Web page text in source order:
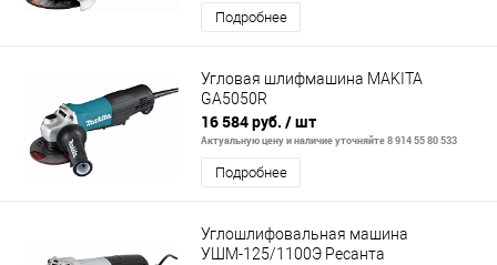
Подробнее
Угловая шлифмашина MAKITA
GA5050R
16 584 руб. / шт
Актуальную цену и наличие уточняйте 8 914 55 80 533
Подробнее
Углошлифовальная машина
УШМ-125/1100Э Ресанта